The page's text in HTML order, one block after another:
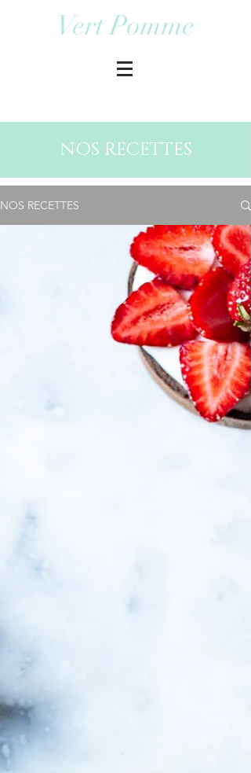
Vert Pomme
NOS RECETTES
NOS RECETTES